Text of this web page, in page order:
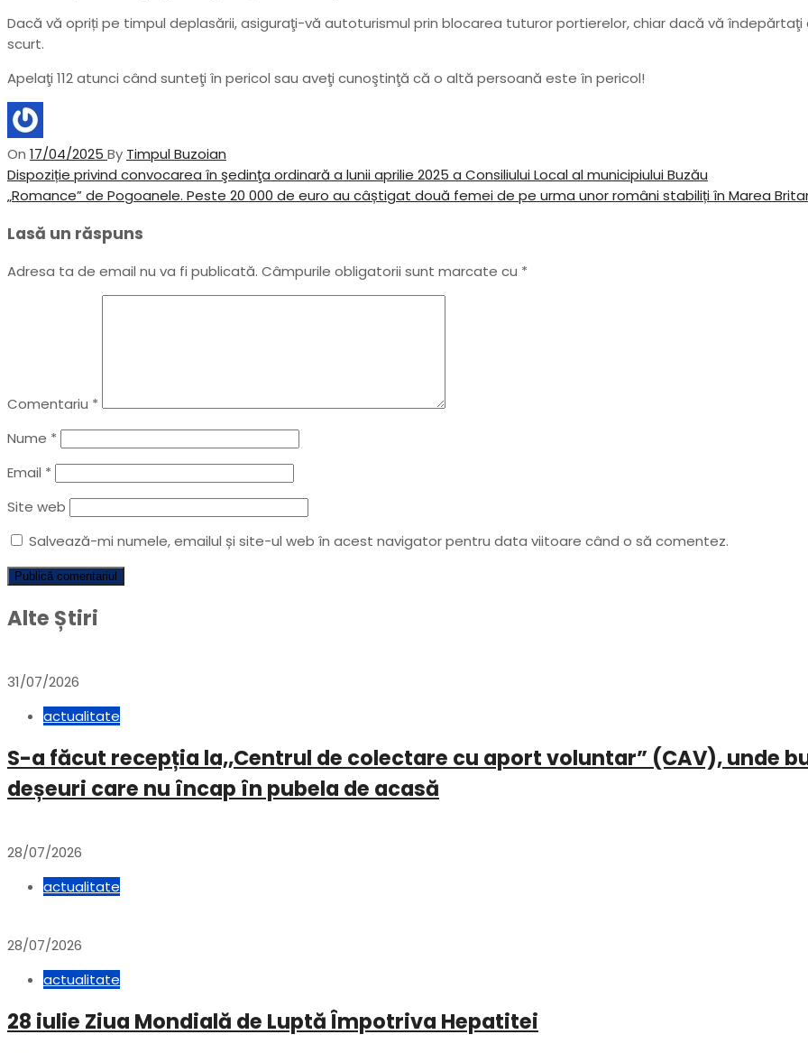
Dacă vă opriți pe timpul deplasării, asiguraţi-vă autoturismul prin blocarea tuturor portierelor, chiar dacă vă
scurt.
Apelaţi 112 atunci când sunteţi în pericol sau aveţi cunoştinţă că o altă persoană este în pericol!
On 17/04/2025 By Timpul Buzoian
Navigare
în
articole
Previous
Post
Dispoziție privind convocarea în şedinţa ordinară a lunii aprilie 2025 a Consiliului Local al municipiului Buzău
Next
„Romance” de Pogoanele. Peste 20 000 de euro au câștigat două femei de pe urma unor români stabiliți în Marea
Lasă un răspuns
Adresa ta de email nu va fi publicată. Câmpurile obligatorii sunt marcate cu *
Comentariu *
Nume *
Email *
Site web
Salvează-mi numele, emailul și site-ul web în acest navigator pentru data viitoare când o să comentez.
Alte Știri
31/07/2026
actualitate
S-a făcut recepția la,,Centrul de colectare cu aport voluntar” (CAV), unde
deșeuri care nu încap în pubela de acasă
28/07/2026
actualitate
28/07/2026
actualitate
28 iulie Ziua Mondială de Luptă Împotriva Hepatitei